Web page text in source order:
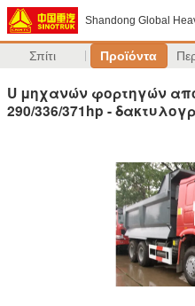
Shandong Global
Σπίτι Προϊόντα
U μηχανών φορτηγών
290/336/371hp -